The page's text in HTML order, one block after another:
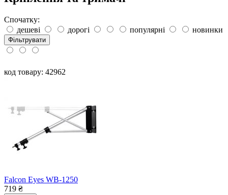
Спочатку:
дешеві
дорогі популярні новинки
Фільтрувати
код товару: 42962
Falcon Eyes WB-1250
719 ₴